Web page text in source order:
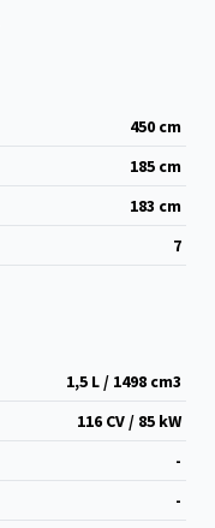
450 cm
185 cm
183 cm
7
1,5 L / 1498 cm3
116 CV / 85 kW
-
-